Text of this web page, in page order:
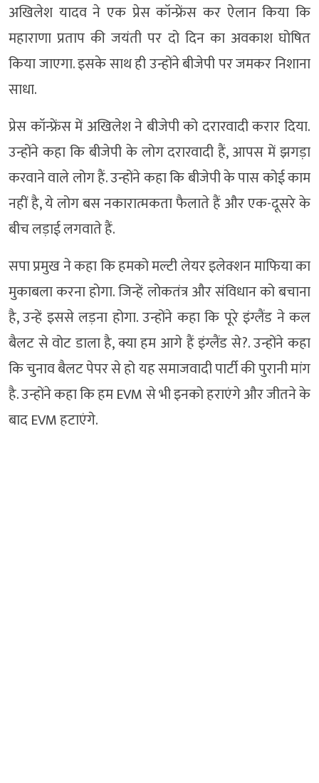
अखिलेश यादव ने एक प्रेस कॉन्फ्रेंस कर ऐलान किया कि
महाराणा प्रताप की जयंती पर दो दिन का अवकाश घोषित
किया जाएगा. इसके साथ ही उन्होंने बीजेपी पर जमकर निशाना
साधा.
प्रेस कॉन्फ्रेंस में अखिलेश ने बीजेपी को दरारवादी करार दिया.
उन्होंने कहा कि बीजेपी के लोग दरारवादी हैं, आपस में झगड़ा
करवाने वाले लोग हैं. उन्होंने कहा कि बीजेपी के पास कोई काम
नहीं है, ये लोग बस नकारात्मकता फैलाते हैं और एक-दूसरे के
बीच लड़ाई लगवाते हैं.
सपा प्रमुख ने कहा कि हमको मल्टी लेयर इलेक्शन माफिया का
मुकाबला करना होगा. जिन्हें लोकतंत्र और संविधान को बचाना
है, उन्हें इससे लड़ना होगा. उन्होंने कहा कि पूरे इंग्लैंड ने कल
बैलट से वोट डाला है, क्या हम आगे हैं इंग्लैंड से?. उन्होंने कहा
कि चुनाव बैलट पेपर से हो यह समाजवादी पार्टी की पुरानी मांग
है. उन्होंने कहा कि हम EVM से भी इनको हराएंगे और जीतने के
बाद EVM हटाएंगे.